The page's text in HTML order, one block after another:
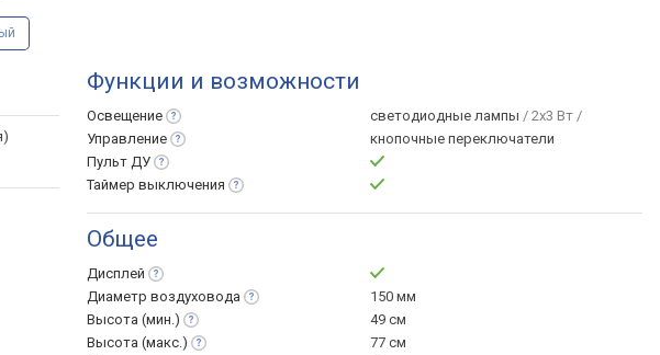
Функции и возможности
Освещение светодиодные лампы / 2x3 Вт /
Управление
кнопочные переключатели
Пульт ДУ
Таймер выключения
Общее
Дисплей
Диаметр воздуховода
150 мм
Высота (мин.)
49 см
Высота (макс.)
77 см